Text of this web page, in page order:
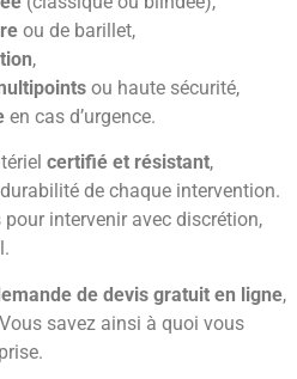
ou de barillet,
,
ou haute sécurité,
en cas d’urgence.
certifié et résistant,
de chaque intervention.
intervenir avec discrétion,
de devis gratuit en ligne,
savez ainsi à quoi vous